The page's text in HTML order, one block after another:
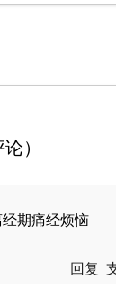
）
期痛经烦恼
回复